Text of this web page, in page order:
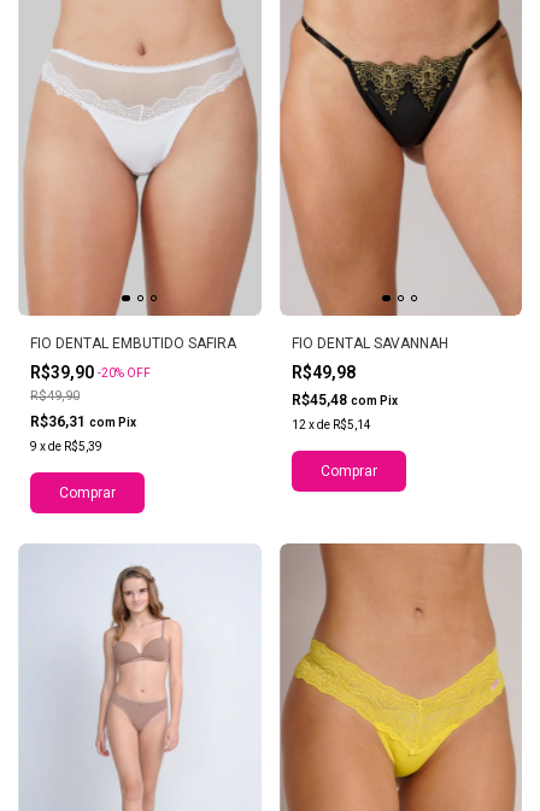
FIO DENTAL EMBUTIDO SAFIRA
R$39,90 -20% OFF
R$49,90
R$36,31 com Pix
9 xde R$5,39
Comprar
FIO DENTAL SAVANNAH
R$49,98
R$45,48 com Pix
12 xde R$5,14
Comprar